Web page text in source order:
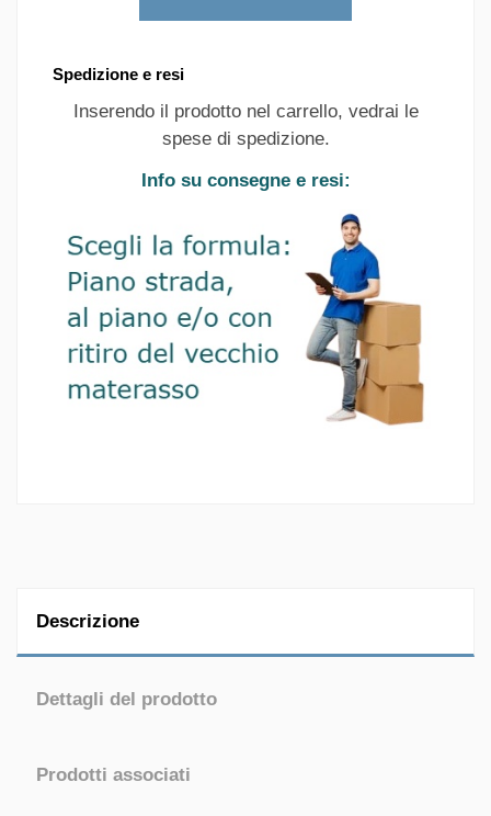
Spedizione e resi
Inserendo il prodotto nel carrello, vedrai le
spese di spedizione.
Info su consegne e resi:
Descrizione
Dettagli del prodotto
Prodotti associati